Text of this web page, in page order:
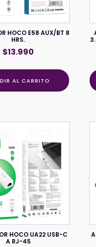
HOCO E58 AUX/BT 8
HRS.
$13.990
AL CARRITO
HOCO UA22 USB-C
A RJ-45